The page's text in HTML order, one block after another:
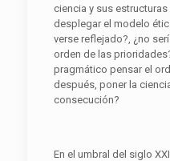
ciencia y sus
desplegar el modelo
verse reflejado?, ¿no
orden de las
pragmático pensar el
después, poner la
consecución?
En el umbral del siglo